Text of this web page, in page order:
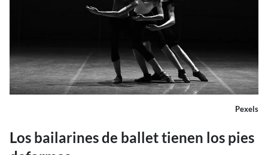
Pexels
Los bailarines de ballet tienen los pies